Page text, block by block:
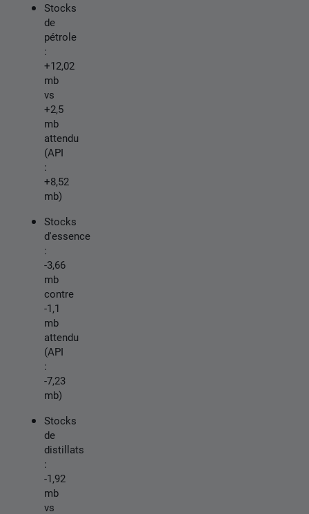
Stocks
de
pétrole
:
+12,02
mb
vs
+2,5
mb
attendu
(API
:
+8,52
mb)
Stocks
d'essence
:
-3,66
mb
contre
-1,1
mb
attendu
(API
:
-7,23
mb)
Stocks
de
distillats
:
-1,92
mb
vs